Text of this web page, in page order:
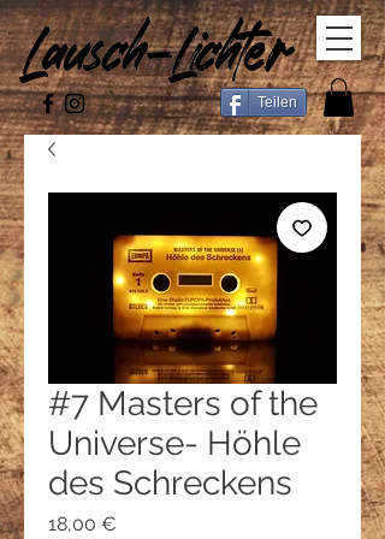
Teilen
#7 Masters of the
Universe- Höhle
des Schreckens
18,00 €